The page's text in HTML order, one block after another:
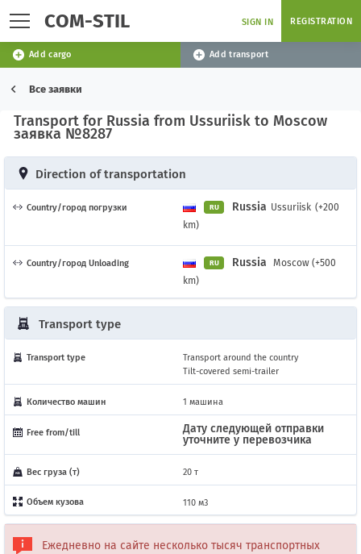
COM-STIL SIGN IN REGISTRATION
Add cargo Add transport
Все заявки
Transport for Russia from Ussuriisk to Moscow
заявка №8287
Direction of transportation
Country/город погрузки RU Russia Ussuriisk (+200
km)
Country/город Unloading RU Russia
Moscow (+500
km)
Transport type
Transport type
Transport around the country
Tilt-covered semi-trailer
Количество машин 1 машина
Free from/till
Дату следующей отправки
уточните у перевозчика
Вес груза (т) 20 т
Объем кузова 110 м3
Ежедневно на сайте несколько тысяч транспортных